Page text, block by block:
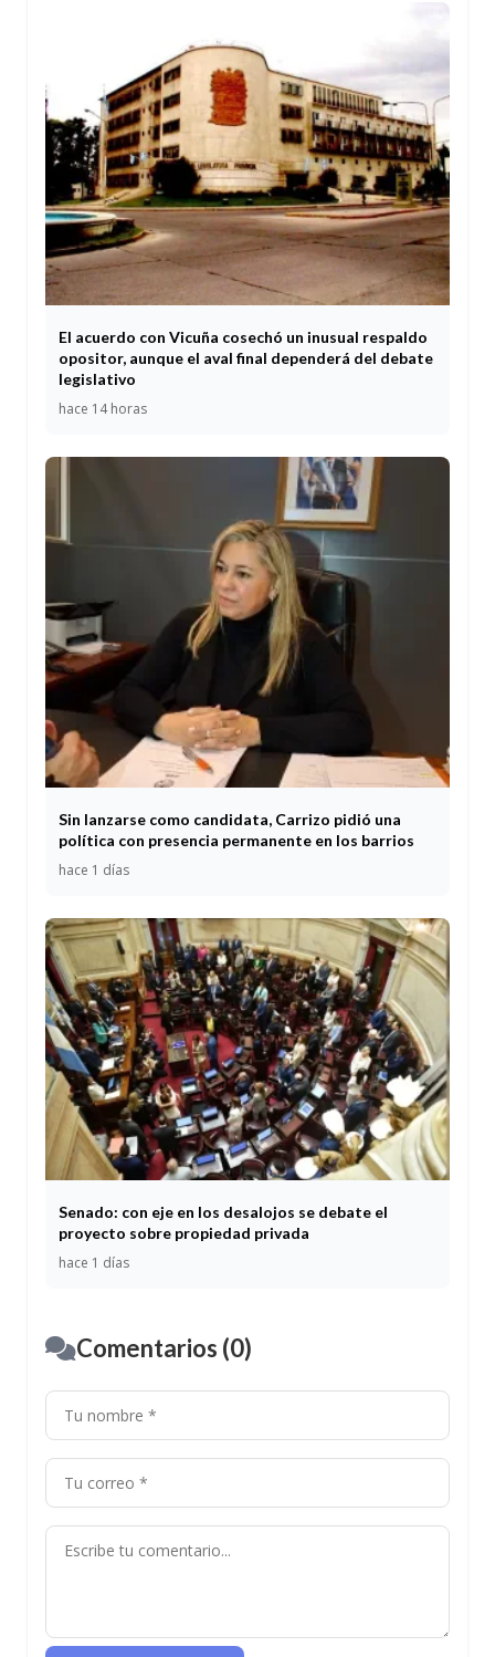
El acuerdo con Vicuña cosechó un inusual respaldo
opositor, aunque el aval final dependerá del debate
legislativo
hace 14 horas
Sin lanzarse como candidata, Carrizo pidió una
política con presencia permanente en los barrios
hace 1 días
Senado: con eje en los desalojos se debate el
proyecto sobre propiedad privada
hace 1 días
Comentarios (0)